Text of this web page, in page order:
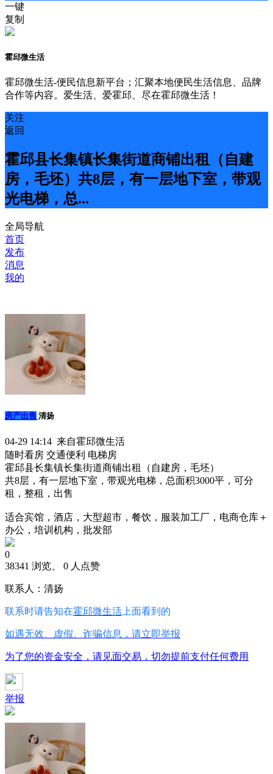
一键
复制
霍邱微生活
霍邱微生活-便民信息新平台；汇聚本地便民生活信息、品牌
合作等内容。爱生活、爱霍邱、尽在霍邱微生活！
关注
返回
霍邱县长集镇长集街道商铺出租（自建
房，毛坯）共8层，有一层地下室，带观
光电梯，总...
全局导航
首页
发布
消息
我的
房产出售 清扬
04-29 14:14 来自霍邱微生活
随时看房 交通便利 电梯房
霍邱县长集镇长集街道商铺出租（自建房，毛坯）
共8层，有一层地下室，带观光电梯，总面积3000平，可分
租，整租，出售
适合宾馆，酒店，大型超市，餐饮，服装加工厂，电商仓库＋
办公，培训机构，批发部
0
38341 浏览、 0 人点赞
联系人：清扬
联系时请告知在霍邱微生活 上面看到的
如遇无效、虚假、诈骗信息，请立即举报
为了您的资金安全，请见面交易，切勿提前支付任何费用
举报